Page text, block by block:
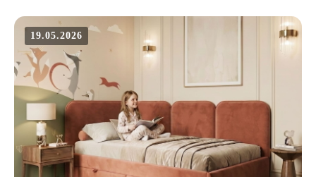
19.05.2026